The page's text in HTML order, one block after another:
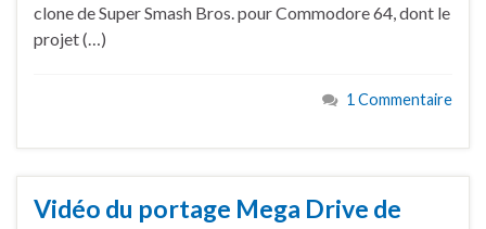
clone de Super Smash Bros. pour Commodore 64, dont le
projet (…)
1 Commentaire
Vidéo du portage Mega Drive de